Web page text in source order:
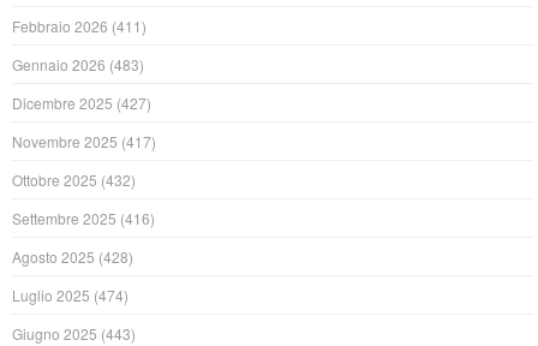
Febbraio 2026 (411)
Gennaio 2026 (483)
Dicembre 2025 (427)
Novembre 2025 (417)
Ottobre 2025 (432)
Settembre 2025 (416)
Agosto 2025 (428)
Luglio 2025 (474)
Giugno 2025 (443)